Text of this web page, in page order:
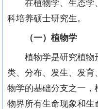
在植物学、生态学
科培养硕士研究生。
（一）植物学
植物学是研究植物
类、分布、发生、发育
物学的基础分支之一
物界所有生命现象和生